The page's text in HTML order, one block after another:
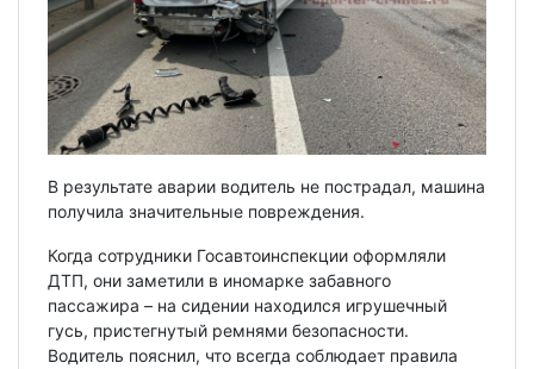
В результате аварии водитель не пострадал, машина
получила значительные повреждения.
Когда сотрудники Госавтоинспекции оформляли
ДТП, они заметили в иномарке забавного
пассажира – на сидении находился игрушечный
гусь, пристегнутый ремнями безопасности.
Водитель пояснил, что всегда соблюдает правила